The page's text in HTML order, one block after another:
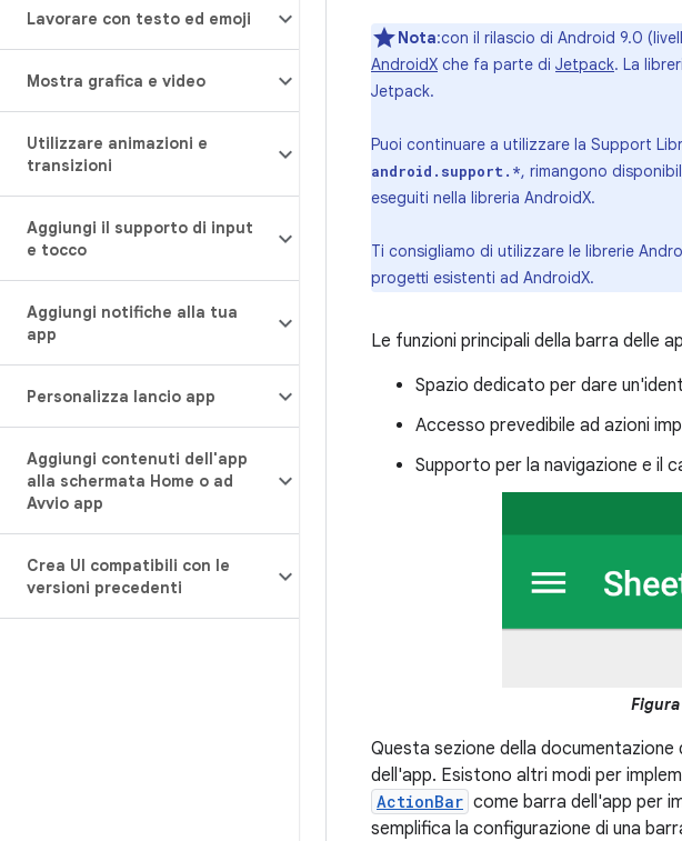
Lavorare con testo ed emoji
Mostra grafica e video
Utilizzare animazioni e
transizioni
Aggiungi il supporto di input
e tocco
Aggiungi notifiche alla tua
app
Personalizza lancio app
Aggiungi contenuti dell'app
alla schermata Home o ad
Avvio app
Crea UI compatibili con le
versioni precedenti
Nota:con il rilascio di Android 9.0
AndroidX che fa parte di Jetpack. La
Jetpack.
Puoi continuare a utilizzare la Support
android.support.*, rimangono
eseguiti nella libreria AndroidX.
Ti consigliamo di utilizzare le librerie
progetti esistenti ad AndroidX.
Le funzioni principali della barra delle
Spazio dedicato per dare
Accesso prevedibile ad azioni
Supporto per la navigazione e il
Figura
Questa sezione della
dell'app. Esistono altri modi per
ActionBar come barra dell'app per
semplifica la configurazione di una